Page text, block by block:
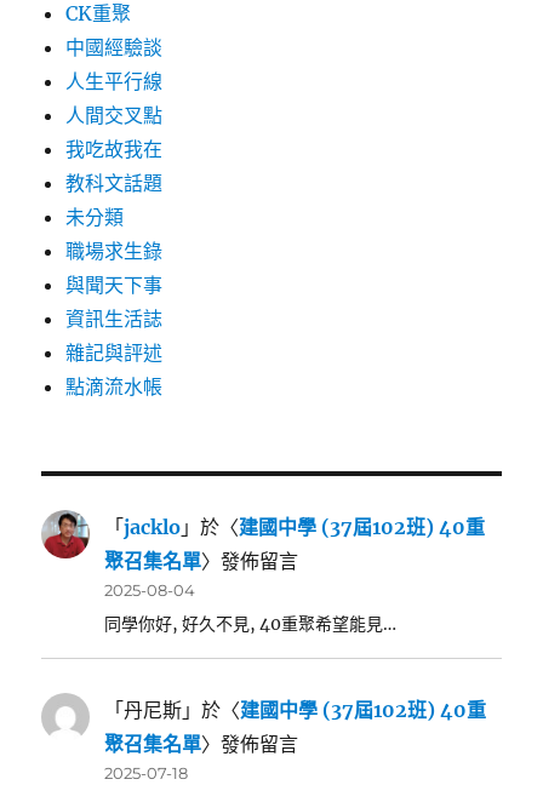
CK重聚
中國經驗談
人生平行線
人間交叉點
我吃故我在
教科文話題
未分類
職場求生錄
與聞天下事
資訊生活誌
雜記與評述
點滴流水帳
「jacklo 」於〈建國中學 (37屆102班) 40重
聚召集名單〉發佈留言
2025-08-04
同學你好, 好久不見, 40重聚希望能見…
「丹尼斯 」於〈建國中學 (37屆102班) 40重
聚召集名單〉發佈留言
2025-07-18